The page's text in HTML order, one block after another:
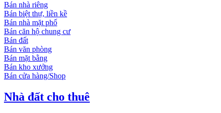
Bán nhà riêng
Bán biệt thự, liền kề
Bán nhà mặt phố
Bán căn hộ chung cư
Bán đất
Bán văn phòng
Bán mặt bằng
Bán kho xưởng
Bán cửa hàng/Shop
Nhà đất cho thuê